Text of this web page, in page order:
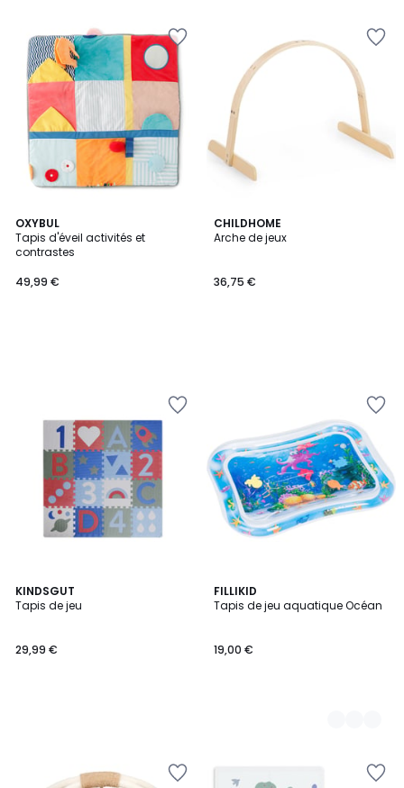
OXYBUL
Tapis d'éveil activités et
contrastes
49,99 €
CHILDHOME
Arche de jeux
36,75 €
KINDSGUT
Tapis de jeu
29,99 €
FILLIKID
Tapis de jeu aquatique Océan
19,00 €
2
Couleurs